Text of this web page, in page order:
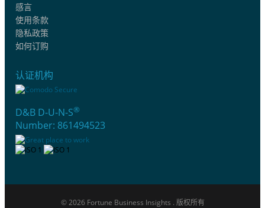
感言
使用条款
隐私政策
如何订购
认证机构
D&B D-U-N-S®
Number: 861494523
© 2026 Fortune Business Insights . 版权所有